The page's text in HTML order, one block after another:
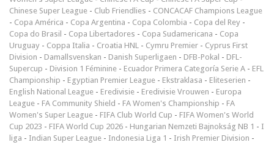
Chinese Super League - Club Friendlies - CONCACAF Champions League
- Copa América - Copa Argentina - Copa Colombia - Copa del Rey -
Copa do Brasil - Copa Libertadores - Copa Sudamericana - Copa
Uruguay - Coppa Italia - Croatia HNL - Cymru Premier - Cyprus First
Division - Damallsvenskan - Danish Superligaen - DFB-Pokal - DFL-
Supercup - Division 1 Féminine - Ecuador Primera Categoría Serie A - EFL
Championship - Egyptian Premier League - Ekstraklasa - Eliteserien -
English National League - Eredivisie - Eredivisie Vrouwen - Europa
League - FA Community Shield - FA Women's Championship - FA
Women's Super League - FIFA Club World Cup - FIFA Women's World
Cup 2023 - FIFA World Cup 2026 - Hungarian Nemzeti Bajnokság NB 1 - I
liga - Indian Super League - Indonesia Liga 1 - Irish Premier Division -